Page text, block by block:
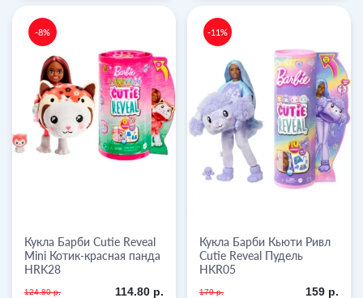
-8%
Кукла Барби Cutie Reveal
Mini Котик-красная панда
HRK28
124.80 р. 114.80 р.
-11%
Кукла Барби Кьюти Ривл
Cutie Reveal Пудель
HKR05
179 р. 159 р.